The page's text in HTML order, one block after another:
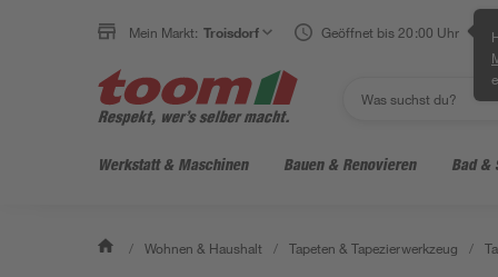
Mein Markt: Troisdorf Geöffnet bis 20:00 Uhr
Werkstatt & Maschinen Bauen & Renovieren Bad &
/ Wohnen & Haushalt / Tapeten & Tapezierwerkzeug /